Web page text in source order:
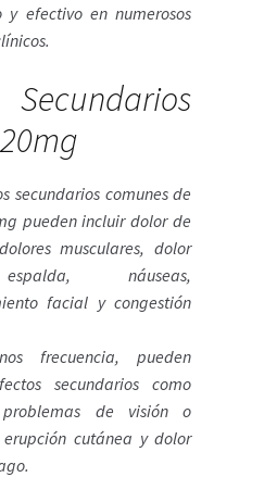
y efectivo en numerosos
secundarios comunes de
pueden incluir dolor de
musculares, dolor
náuseas,
facial y congestión
frecuencia, pueden
secundarios como
problemas de visión o
cutánea y dolor